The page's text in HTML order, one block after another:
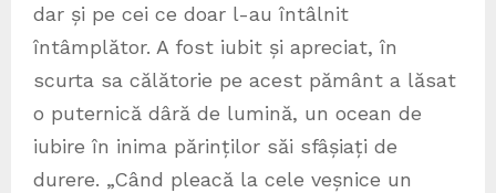
dar și pe cei ce doar l-au întâlnit
întâmplător. A fost iubit și apreciat, în
scurta sa călătorie pe acest pământ a lăsat
o puternică dâră de lumină, un ocean de
iubire în inima părinților săi sfâșiați de
durere. „Când pleacă la cele veșnice un